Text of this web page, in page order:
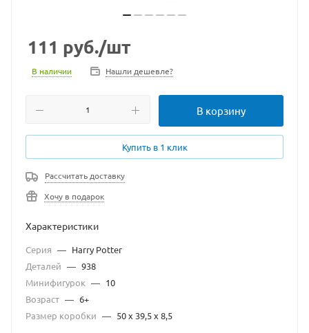
111 руб./шт
В наличии Нашли дешевле?
В корзину
Купить в 1 клик
Рассчитать доставку
Хочу в подарок
Характеристики
Серия — Harry Potter
Деталей — 938
Минифигурок — 10
Возраст — 6+
Размер коробки — 50 х 39,5 х 8,5